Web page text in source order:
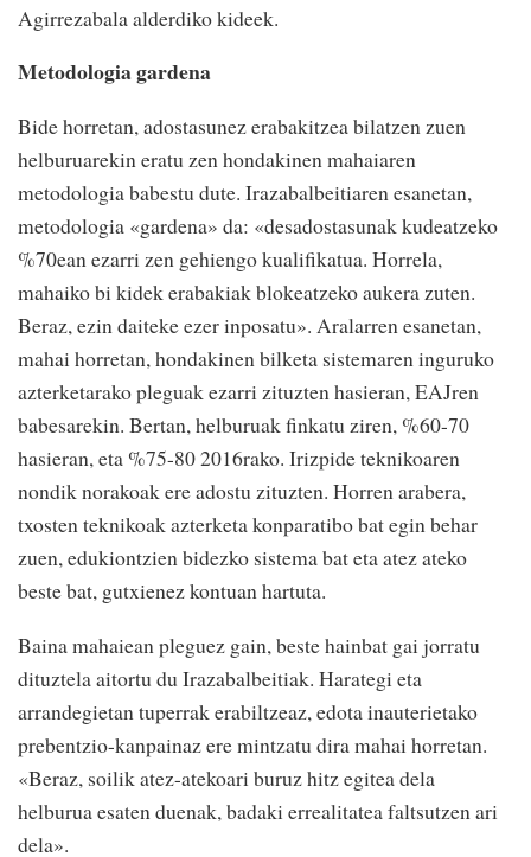
Agirrezabala alderdiko kideek.
Metodologia gardena
Bide horretan, adostasunez erabakitzea bilatzen zuen
helburuarekin eratu zen hondakinen mahaiaren
metodologia babestu dute. Irazabalbeitiaren esanetan,
metodologia «gardena» da: «desadostasunak kudeatzeko
%70ean ezarri zen gehiengo kualifikatua. Horrela,
mahaiko bi kidek erabakiak blokeatzeko aukera zuten.
Beraz, ezin daiteke ezer inposatu». Aralarren esanetan,
mahai horretan, hondakinen bilketa sistemaren inguruko
azterketarako pleguak ezarri zituzten hasieran, EAJren
babesarekin. Bertan, helburuak finkatu ziren, %60-70
hasieran, eta %75-80 2016rako. Irizpide teknikoaren
nondik norakoak ere adostu zituzten. Horren arabera,
txosten teknikoak azterketa konparatibo bat egin behar
zuen, edukiontzien bidezko sistema bat eta atez ateko
beste bat, gutxienez kontuan hartuta.
Baina mahaiean pleguez gain, beste hainbat gai jorratu
dituztela aitortu du Irazabalbeitiak. Harategi eta
arrandegietan tuperrak erabiltzeaz, edota inauterietako
prebentzio-kanpainaz ere mintzatu dira mahai horretan.
«Beraz, soilik atez-atekoari buruz hitz egitea dela
helburua esaten duenak, badaki errealitatea faltsutzen ari
dela».